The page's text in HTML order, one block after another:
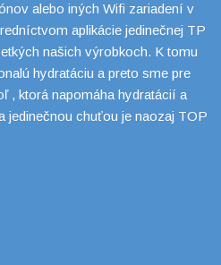
alebo iných Wifi zariadení v
aplikácie jedinečnej TP
našich výrobkoch. K tomu
hydratáciu a preto sme pre
, ktorá napomáha hydratácií a
jedinečnou chuťou je naozaj TOP